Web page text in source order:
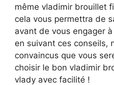
même vladimir brouillet
cela vous permettra de
avant de vous engager
en suivant ces conseils,
convaincus que vous
choisir le bon vladimir
vlady avec facilité !